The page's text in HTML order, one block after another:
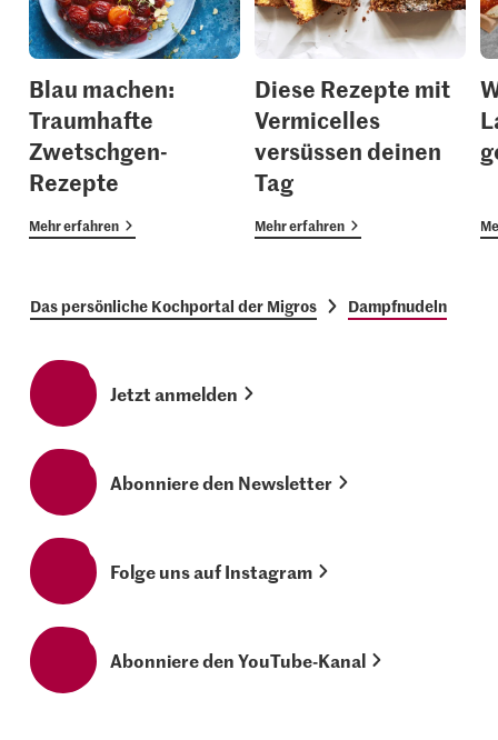
Blau machen:
Traumhafte
Zwetschgen-
Rezepte
Mehr erfahren
Diese Rezepte mit
Vermicelles
versüssen deinen
Tag
Mehr erfahren
Das persönliche Kochportal der Migros Dampfnudeln
Jetzt anmelden
Abonniere den Newsletter
Folge uns auf Instagram
Abonniere den YouTube-Kanal